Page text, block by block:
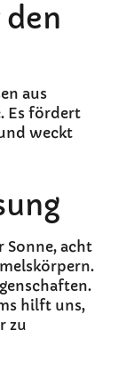
den
aus
Es fördert
weckt
Sonne, acht
hilft uns,
zu